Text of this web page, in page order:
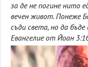
за де не погине нито
вечен живот. Понеже
съди света, но да бъде
Евангелие от Йоан